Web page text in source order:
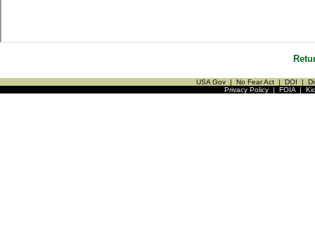
USA Gov | No Fear Act | DOI |
Privacy Policy| FOIA|